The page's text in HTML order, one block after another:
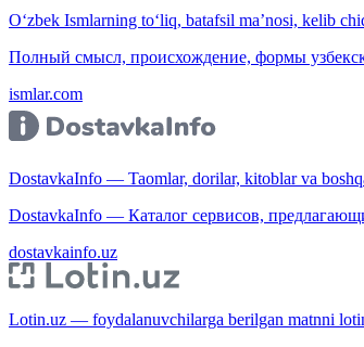
O‘zbek Ismlarning to‘liq, batafsil ma’nosi, kelib
Полный смысл, происхождение, формы
ismlar.com
DostavkaInfo — Taomlar, dorilar, kitoblar va
DostavkaInfo — Каталог сервисов,
dostavkainfo.uz
Lotin.uz — foydalanuvchilarga berilgan matnni